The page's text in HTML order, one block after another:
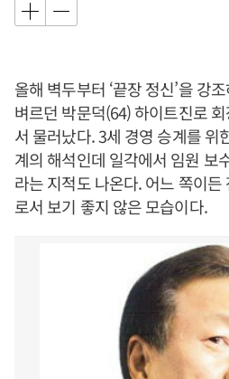
올해 벽두부터 ‘끝장 정신’을 강
벼르던 박문덕(64) 하이트진로
서 물러났다. 3세 경영 승계를 위
계의 해석인데 일각에서 임원 보
라는 지적도 나온다. 어느 쪽이
로서 보기 좋지 않은 모습이다.